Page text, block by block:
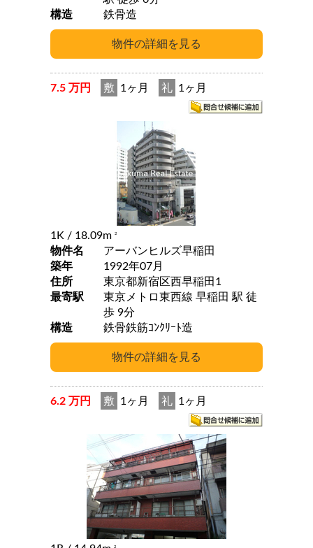
構造
鉄骨造
7.5 万円 敷 1ヶ月 礼 1ヶ月
1K / 18.09m 2
物件名
アーバンヒルズ早稲田
築年
1992年07月
住所
東京都新宿区西早稲田1
最寄駅
東京メトロ東西線 早稲田 駅 徒
歩 9分
構造
鉄骨鉄筋ｺﾝｸﾘｰﾄ造
6.2 万円 敷 1ヶ月 礼 1ヶ月
2